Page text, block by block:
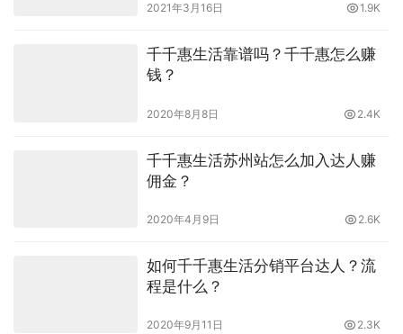
2021年3月16日 1.9K
千千惠生活靠谱吗？千千惠怎么赚
钱？
2020年8月8日 2.4K
千千惠生活苏州站怎么加入达人赚
佣金？
2020年4月9日 2.6K
如何千千惠生活分销平台达人？流
程是什么？
2020年9月11日 2.3K